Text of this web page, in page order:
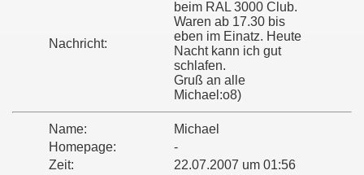
Nachricht:
beim RAL 3000 Club.
Waren ab 17.30 bis
eben im Einatz. Heute
Nacht kann ich gut
schlafen.
Gruß an alle
Michael:o8)
Name:
Michael
Homepage:
-
Zeit:
22.07.2007 um 01:56